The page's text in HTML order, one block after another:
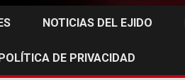
NOTICIAS DEL EJIDO
DE PRIVACIDAD